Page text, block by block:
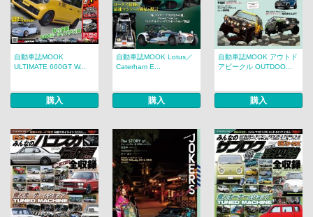
自動車誌MOOK
ULTIMATE 660GT W...
購入
自動車誌MOOK Lotus／
Caterham E...
購入
自動車誌MOOK アウトド
アビークル OUTDOO...
購入